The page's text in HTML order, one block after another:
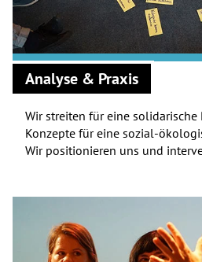
Analyse & Praxis
Wir streiten für eine
Konzepte für eine sozial-
Wir positionieren uns und